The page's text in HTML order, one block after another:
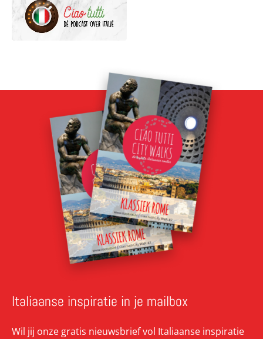
Italiaanse inspiratie in je mailbox
Wil jij onze gratis nieuwsbrief vol Italiaanse inspiratie